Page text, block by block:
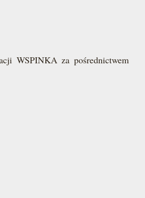
WSPINKA za pośrednictwem